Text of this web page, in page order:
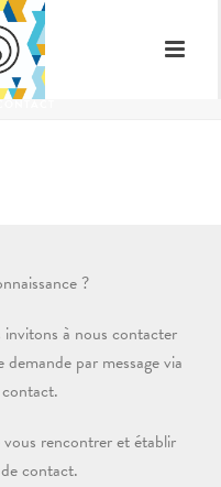
?
à nous contacter
par message via
rencontrer et établir
contact.